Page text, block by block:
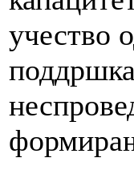
учество